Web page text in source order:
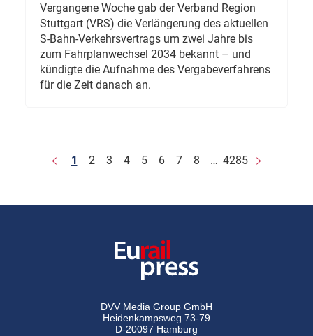
Vergangene Woche gab der Verband Region
Stuttgart (VRS) die Verlängerung des aktuellen
S-Bahn-Verkehrsvertrags um zwei Jahre bis
zum Fahrplanwechsel 2034 bekannt – und
kündigte die Aufnahme des Vergabeverfahrens
für die Zeit danach an.
1 2 3 4 5 6 7 8 … 4285
DVV Media Group GmbH
Heidenkampsweg 73-79
D-20097 Hamburg